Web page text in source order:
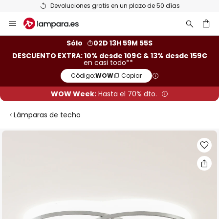
Devoluciones gratis en un plazo de 50 días
al
Sólo
02D 13H 59M 54S
DESCUENTO EXTRA: 10% desde 109€ & 13% desde 159€
en casi todo**
Código:WOW Copiar
WOW Week: Hasta el 70% dto.
Lámparas de techo
Saltar